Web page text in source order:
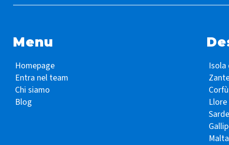
Menu
Homepage
Entra nel team
Chi siamo
Blog
Isola
Corfù
Malta